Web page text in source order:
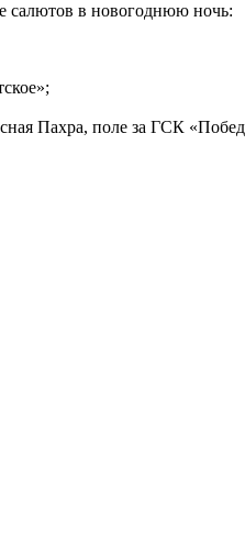
салютов в новогоднюю ночь:
Пахра, поле за ГСК